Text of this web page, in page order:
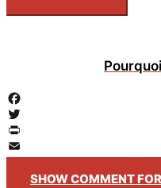
Facebook
Twitter
PrintFriendly
Email
SHOW COMMENT